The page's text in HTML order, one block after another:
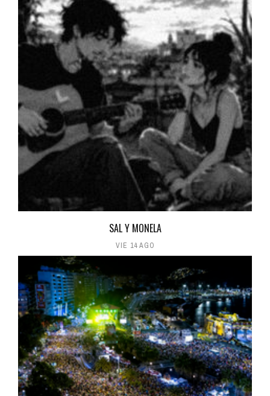
SAL Y MONELA
VIE 14 AGO